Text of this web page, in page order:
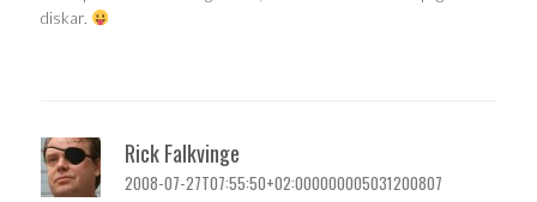
diskar.
Rick Falkvinge
2008-07-27T07:55:50+02:000000005031200807